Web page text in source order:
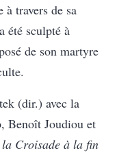
travers de sa
été sculpté à
de son martyre
(dir.) avec la
Benoît Joudiou et
Croisade à la fin